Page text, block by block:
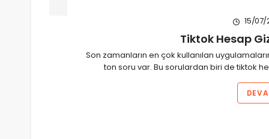
15/07/
Tiktok Hesap
Son zamanların en çok kullanılan
ton soru var. Bu sorulardan biri de tiktok